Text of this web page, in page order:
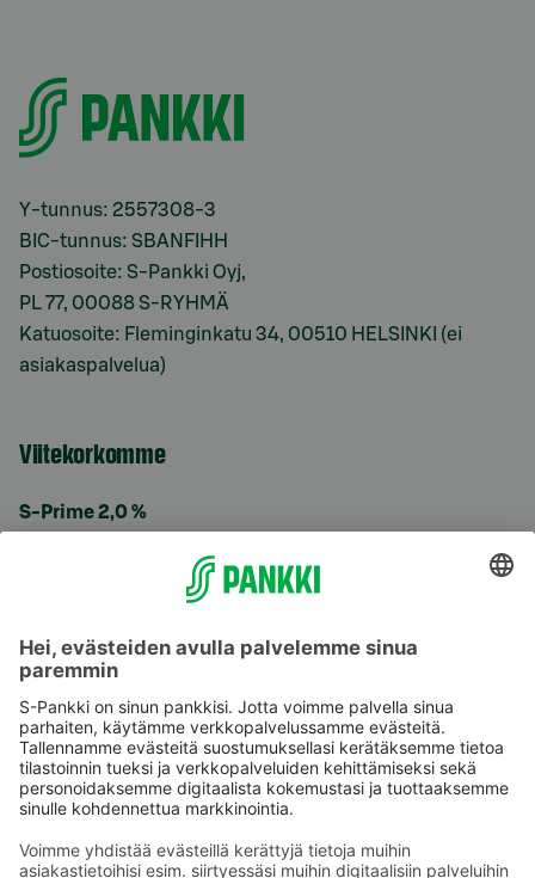
Y-tunnus: 2557308-3
BIC-tunnus: SBANFIHH
Postiosoite: S-Pankki Oyj,
PL 77, 00088 S-RYHMÄ
Katuosoite: Fleminginkatu 34, 00510 HELSINKI (ei
asiakaspalvelua)
Viitekorkomme
S-Prime 2,0 %
Käyttöehdot